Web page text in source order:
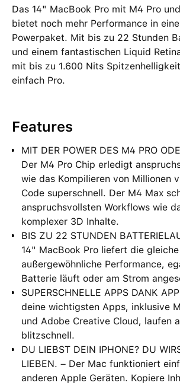
Das 14" MacBook Pro mit M4 Pro
bietet noch mehr Performance in
Powerpaket. Mit bis zu 22 Stunden
und einem fantastischen Liquid
mit bis zu 1.600 Nits
einfach Pro.
Features
MIT DER POWER DES M4 PRO
Der M4 Pro Chip erledigt
wie das Kompilieren von Millionen
Code superschnell. Der M4 Max
anspruchsvollsten Workflows wie
komplexer 3D Inhalte.
BIS ZU 22 STUNDEN
14" MacBook Pro liefert die gleiche
außergewöhnliche Performance,
Batterie läuft oder am Strom
SUPERSCHNELLE APPS DANK
deine wichtigsten Apps, inklusive
und Adobe Creative Cloud, laufen
blitzschnell.
DU LIEBST DEIN IPHONE? DU
LIEBEN. – Der Mac funktioniert
anderen Apple Geräten. Kopiere